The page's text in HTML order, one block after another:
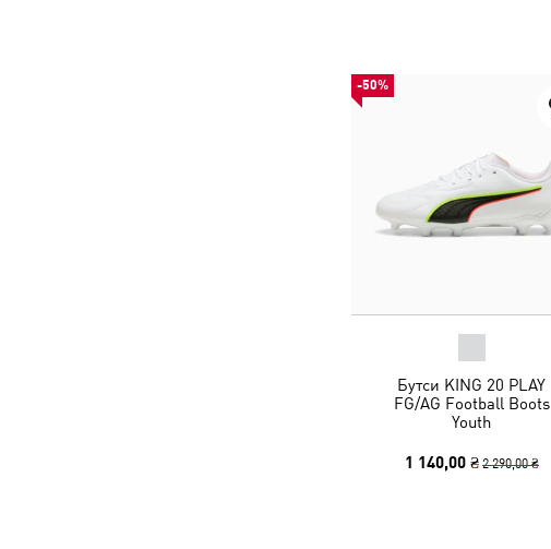
-50%
Бутси KING 20 PLAY
FG/AG Football Boots
Youth
1 140,00 ₴ 2 290,00 ₴